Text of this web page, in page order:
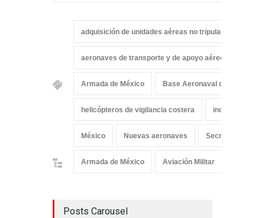
adquisición de unidades aéreas no tripuladas
aeronaves de transporte y de apoyo aéreo cercano
Armada de México Base Aeronaval de Veracruz
helicópteros de vigilancia costera incorporación
México Nuevas aeronaves Secretaría de
Armada de México Aviación Militar
Posts Carousel